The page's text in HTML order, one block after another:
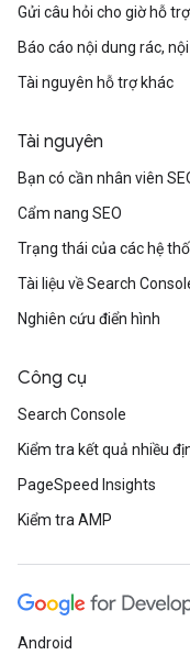
Gửi câu hỏi cho giờ hỗ trợ
Báo cáo nội dung rác,
Tài nguyên hỗ trợ khác
Tài nguyên
Bạn có cần nhân viên
Cẩm nang SEO
Trạng thái của các hệ
Tài liệu về Search
Nghiên cứu điển hình
Công cụ
Search Console
Kiểm tra kết quả nhiều
PageSpeed Insights
Kiểm tra AMP
Android